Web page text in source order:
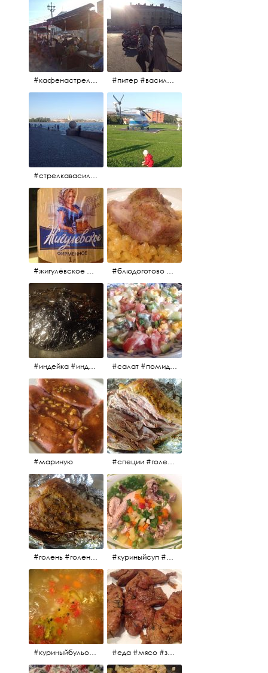
#кафенастрелкевасильевскогоострова #байкеры #питер #васильевскийостров #байкеры #иностранцы
#стрелкавасильевскогоострова #нева #река
#жигулёвское #пиво #свежеепиво #beer #напиток #блюдоготово #можнокушать #простолук #лук #индейкавфольге #мясоиндейки
#индейка #индейкавфольге #еда #мясоиндейки 🚀 #салат #помидоры #яйцо #огурцы #зелень #кинза #петрушка #укроп #сметана #соль #витамины
#мариную #специи #голень #голеньиндейки #индейка #мясо #еда #завтрак #голеньиндейкивфольге
#голень #голеньиндейки #голеньиндейкивфольге #индейка #завтрак #еда #мясо #куриныйсуп #еда #ужин #можнокушать
#куриныйбульон #лавровыйлист #помидоры #картофель #чеснок #лук #морковь #приправы #перецдушистый #курица #ужин #еда #сольповкусу #жёлтыйкарри #имбирь #кориандр #кокос #лимонныйсок #оливковоемасло #кумин #кайенскийперец #еда #мясо #завтрак #источниквдохновения #люблюготовить